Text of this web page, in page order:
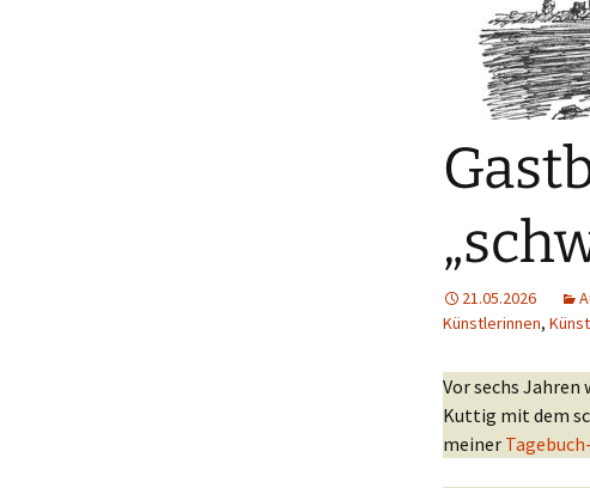
21.05.2026
Künstlerinnen,
Vor sechs
Kuttig mit dem
meiner